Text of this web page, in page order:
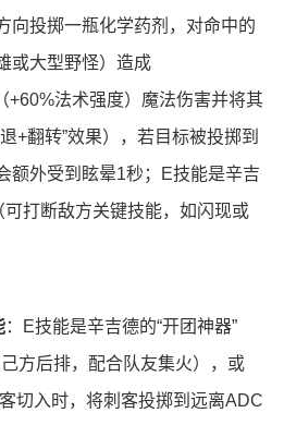
向投掷一瓶化学药剂，对命中的
或大型野怪）造成
+60%法术强度）魔法伤害并将其
+翻转”效果），若目标被投掷到
额外受到眩晕1秒；E技能是辛吉
可打断敌方关键技能，如闪现或
：E技能是辛吉德的“开团神器”
己方后排，配合队友集火），或
切入时，将刺客投掷到远离ADC